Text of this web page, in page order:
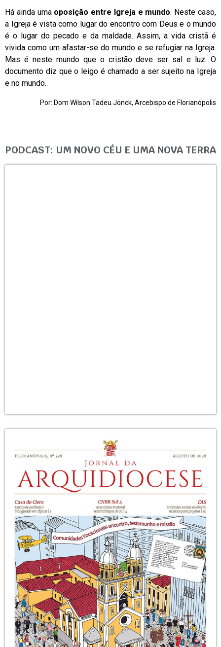
Há ainda uma oposição entre Igreja e mundo. Neste caso,
a Igreja é vista como lugar do encontro com Deus e o mundo
é o lugar do pecado e da maldade. Assim, a vida cristã é
vivida como um afastar-se do mundo e se refugiar na Igreja.
Mas é neste mundo que o cristão deve ser sal e luz. O
documento diz que o leigo é chamado a ser sujeito na Igreja
e no mundo..
Por: Dom Wilson Tadeu Jönck, Arcebispo de Florianópolis
PODCAST: UM NOVO CÉU E UMA NOVA TERRA